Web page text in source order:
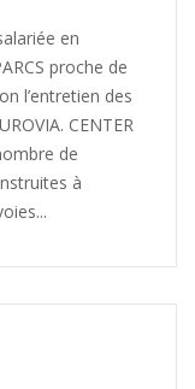
en
proche de
l’entretien des
CENTER
de
à